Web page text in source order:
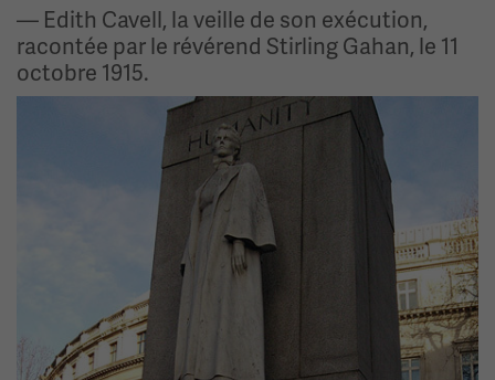
— Edith Cavell, la veille de son exécution,
racontée par le révérend Stirling Gahan, le 11
octobre 1915.